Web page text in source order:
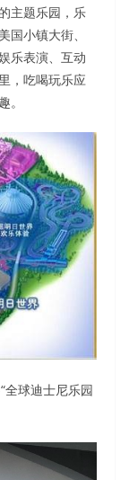
主题乐园，乐
国小镇大街、
乐表演、互动
，吃喝玩乐应
。
球迪士尼乐园